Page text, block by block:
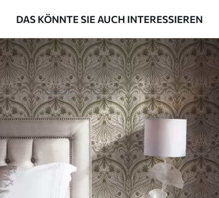
56.6734.00€/m²
Premium-Vinyl
65.0039.00€/m²
DAS KÖNNTE SIE AUCH INTERESSIEREN